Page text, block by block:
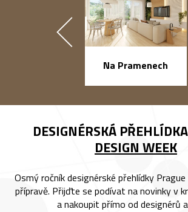
Na Pramenech
DESIGNÉRSKÁ PŘEHLÍDKA
DESIGN WEEK
Osmý ročník designérské přehlídky
přípravě. Přijďte se podívat na novinky v
a nakoupit přímo od designérů